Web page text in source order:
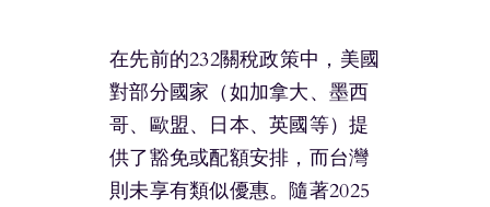
在先前的232關稅政策中，美國
對部分國家（如加拿大、墨西
哥、歐盟、日本、英國等）提
供了豁免或配額安排，而台灣
則未享有類似優惠。隨著2025